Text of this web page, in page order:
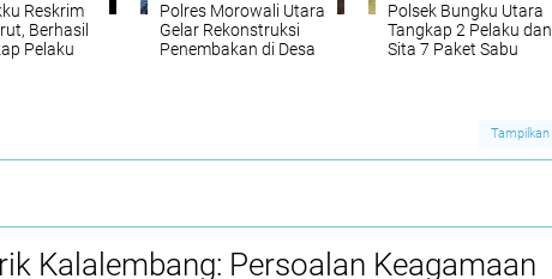
Reskrim
Berhasil
Pelaku
Polres Morowali Utara
Gelar Rekonstruksi
Penembakan di Desa
Polsek Bungku Utara
Tangkap 2 Pelaku dan
Sita 7 Paket Sabu
Tampilkan
Kalalembang: Persoalan Keagamaan